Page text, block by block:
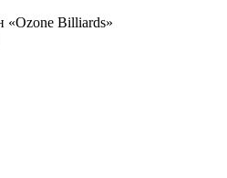
«Ozone Billiards»